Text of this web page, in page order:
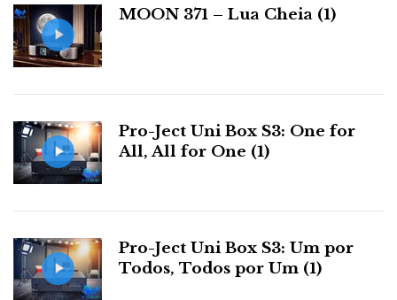
s
MOON 371 – Lua Cheia (1)
Pro-Ject Uni Box S3: One for
All, All for One (1)
Pro-Ject Uni Box S3: Um por
Todos, Todos por Um (1)